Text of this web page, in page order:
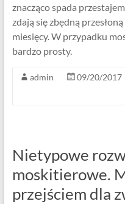
znacząco spada
zdają się zbędną
miesięcy. W przypadku
bardzo prosty.
admin 09/20/2017
Nietypowe
moskitierowe.
przejściem dla